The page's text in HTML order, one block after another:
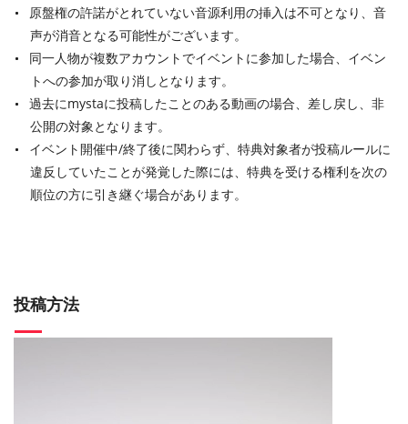
原盤権の許諾がとれていない⾳源利⽤の挿⼊は不可となり、⾳
声が消⾳となる可能性がございます。
同⼀⼈物が複数アカウントでイベントに参加した場合、イベン
トへの参加が取り消しとなります。
過去にmystaに投稿したことのある動画の場合、差し戻し、⾮
公開の対象となります。
イベント開催中/終了後に関わらず、特典対象者が投稿ルールに
違反していたことが発覚した際には、特典を受ける権利を次の
順位の⽅に引き継ぐ場合があります。
投稿方法